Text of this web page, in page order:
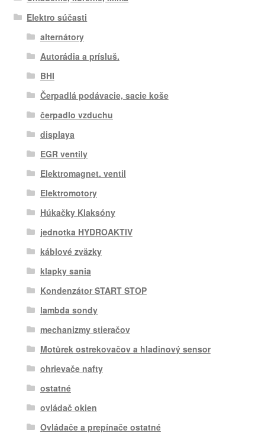
Elektro súčasti
alternátory
Autorádia a prísluš.
BHI
Čerpadlá podávacie, sacie koše
čerpadlo vzduchu
displaya
EGR ventily
Elektromagnet. ventil
Elektromotory
Húkačky Klaksóny
jednotka HYDROAKTIV
káblové zväzky
klapky sania
Kondenzátor START STOP
lambda sondy
mechanizmy stieračov
Motůrek ostrekovačov a hladinový sensor
ohrievače nafty
ostatné
ovládač okien
Ovládače a prepínače ostatné